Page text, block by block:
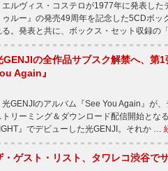
ルヴィス・コステロが1977年に発表した
ゥルー』の発売49周年を記念した5CDボ
る。発表と共に、ボックス・セット収録の
GENJIの全作品サブスク解禁へ、第
Again』
GENJIのアルバム『See You Again』が
トリーミング＆ダウンロード配信開始と
』でデビューした光GENJI。それか …
・ゲスト・リスト、タワレコ渋谷で